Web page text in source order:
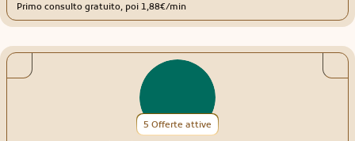
pendolo molto utile per avere conferme mirate. Eseguo anche
purificazioni energetiche a distanza per la rimozione dei blocchi
permetterà di affrontare la vita e i problemi che porta con un sorriso
e tanta positività. In me non troverete solamente una cartomante
ma anche un'amica che cercherà di supportarvi e aiutarvi ad avere
le risposte che cercate.Sono qui per voi.
Primo consulto gratuito, poi 1,88€/min
5 Offerte attive